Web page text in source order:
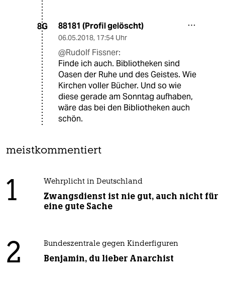
8G 88181 (Profil gelöscht)
06.05.2018, 17:54 Uhr
@Rudolf Fissner:
Finde ich auch. Bibliotheken sind
Oasen der Ruhe und des Geistes. Wie
Kirchen voller Bücher. Und so wie
diese gerade am Sonntag aufhaben,
wäre das bei den Bibliotheken auch
schön.
meistkommentiert
1 Wehrplicht in Deutschland
Zwangsdienst ist nie gut, auch nicht für
eine gute Sache
2 Bundeszentrale gegen Kinderfiguren
Benjamin, du lieber Anarchist